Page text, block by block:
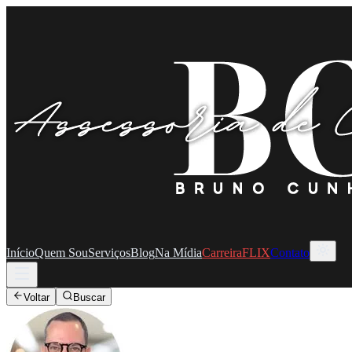
InícioQuem SouServiçosBlogNa MídiaCarreiraFLIXContato
Voltar Buscar